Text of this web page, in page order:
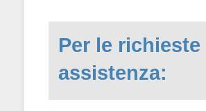
Per le richieste
assistenza: